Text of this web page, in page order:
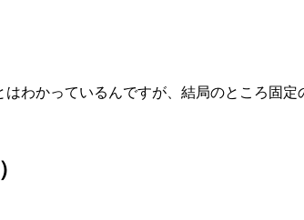
わかっているんですが、結局のところ固